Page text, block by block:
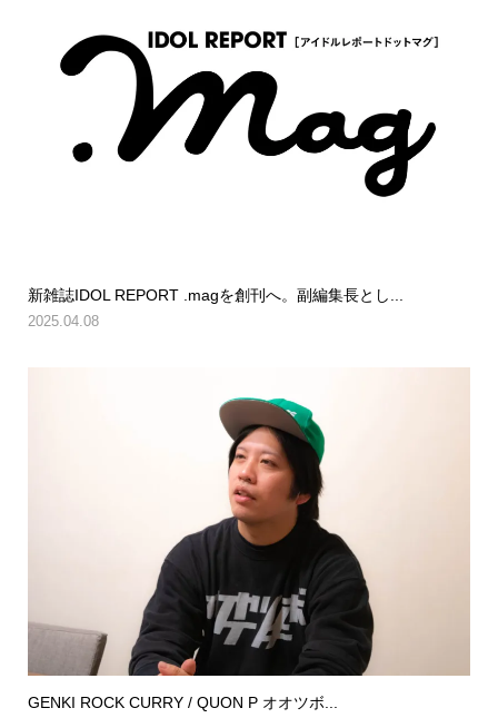
新雑誌IDOL REPORT .magを創刊へ。副編集長とし...
2025.04.08
GENKI ROCK CURRY / QUON P オオツボ...